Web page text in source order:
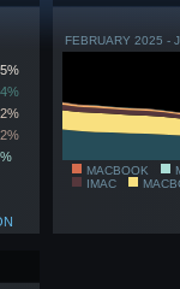
FEBRUARY 2025 -
MACBOOK
IMAC